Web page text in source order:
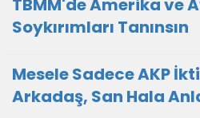
TBMM'de Amerika ve
Soykırımları Tanınsın
Mesele Sadece AKP
Arkadaş, San Hala